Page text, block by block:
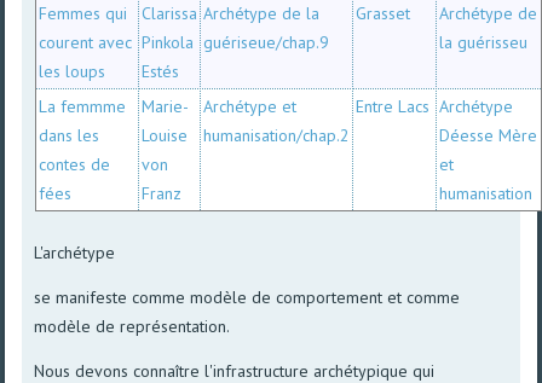
Femmes qui
courent avec
les loups
Clarissa
Pinkola
Estés
Archétype de la
guériseue/chap.9
Grasset
Archétype de
la guérisseu
La femmme
dans les
contes de
fées
Marie-
Louise
von
Franz
Archétype et
humanisation/chap.2
Entre Lacs Archétype
Déesse Mère
et
humanisation
L'archétype
se manifeste comme modèle de comportement et comme
modèle de représentation.
Nous devons connaître l'infrastructure archétypique qui